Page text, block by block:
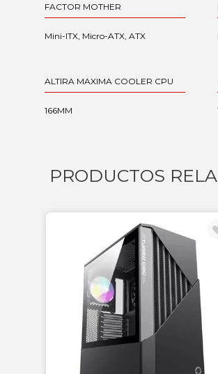
FACTOR MOTHER
Mini-ITX, Micro-ATX, ATX
ALTIRA MAXIMA COOLER CPU
166MM
PRODUCTOS